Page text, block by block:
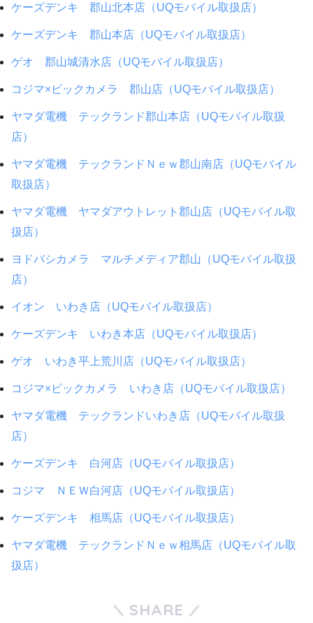
ケーズデンキ 郡山北本店（UQモバイル取扱店）
ケーズデンキ 郡山本店（UQモバイル取扱店）
ゲオ 郡山城清水店（UQモバイル取扱店）
コジマ×ビックカメラ 郡山店（UQモバイル取扱店）
ヤマダ電機 テックランド郡山本店（UQモバイル取扱
店）
ヤマダ電機 テックランドＮｅｗ郡山南店（UQモバイル
取扱店）
ヤマダ電機 ヤマダアウトレット郡山店（UQモバイル取
扱店）
ヨドバシカメラ マルチメディア郡山（UQモバイル取扱
店）
イオン いわき店（UQモバイル取扱店）
ケーズデンキ いわき本店（UQモバイル取扱店）
ゲオ いわき平上荒川店（UQモバイル取扱店）
コジマ×ビックカメラ いわき店（UQモバイル取扱店）
ヤマダ電機 テックランドいわき店（UQモバイル取扱
店）
ケーズデンキ 白河店（UQモバイル取扱店）
コジマ ＮＥＷ白河店（UQモバイル取扱店）
ケーズデンキ 相馬店（UQモバイル取扱店）
ヤマダ電機 テックランドＮｅｗ相馬店（UQモバイル取
扱店）
SHARE